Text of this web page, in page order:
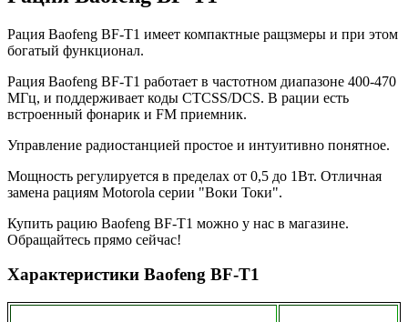
Рация Baofeng BF-T1 имеет компактные ращзмеры и при этом
богатый функционал.
Рация Baofeng BF-T1 работает в частотном диапазоне 400-470
МГц, и поддерживает коды CTCSS/DCS. В рации есть
встроенный фонарик и FM приемник.
Управление радиостанцией простое и интуитивно понятное.
Мощность регулируется в пределах от 0,5 до 1Вт. Отличная
замена рациям Motorola серии "Воки Токи".
Купить рацию Baofeng BF-T1 можно у нас в магазине.
Обращайтесь прямо сейчас!
Характеристики Baofeng BF-T1